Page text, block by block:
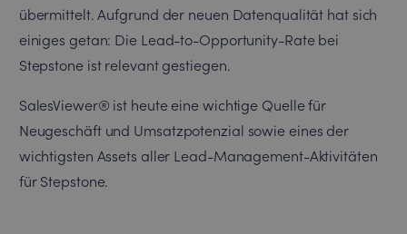
übermittelt. Aufgrund der neuen Datenqualität hat sich
einiges getan: Die Lead-to-Opportunity-Rate bei
Stepstone ist relevant gestiegen.
SalesViewer® ist heute eine wichtige Quelle für
Neugeschäft und Umsatzpotenzial sowie eines der
wichtigsten Assets aller Lead-Management-Aktivitäten
für Stepstone.